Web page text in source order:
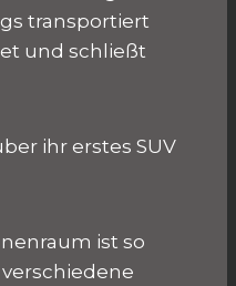
transportiert
und schließt
ihr erstes SUV
ist so